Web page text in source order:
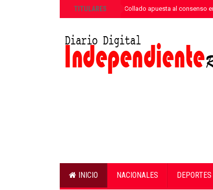
TITULARES
»Equipo de David Collado apuesta al consenso
INICIO NACIONALES DEPORTES